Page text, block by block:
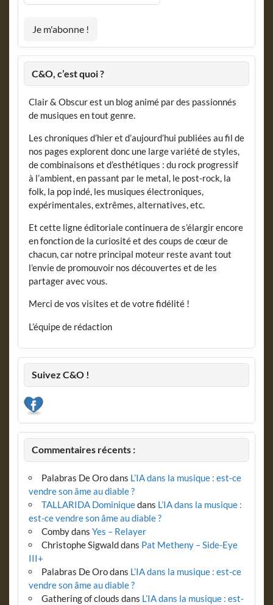
C&O, c’est quoi ?
Clair & Obscur est un blog animé par des passionnés
de musiques en tout genre.
Les chroniques d’hier et d’aujourd’hui publiées au fil de
nos pages explorent donc une large variété de styles,
de combinaisons et d’esthétiques : du rock progressif
à l’ambient, en passant par le metal, le post-rock, la
folk, la pop indé, les musiques électroniques,
expérimentales, extrêmes, alternatives, etc.
Et cette ligne éditoriale continuera de s’élargir encore
en fonction de la curiosité et des coups de cœur de
chacun, car notre principal moteur reste avant tout
l’envie de promouvoir nos découvertes et de les
partager avec vous.
Merci de vos visites et de votre fidélité !
L’équipe de rédaction
Suivez C&O !
Commentaires récents :
Palabras De Orodans L’IA dans la musique : est-ce
vendre son âme au diable ?
TALLARIDA Dominiquedans L’IA dans la musique :
est-ce vendre son âme au diable ?
Combydans Yes – Relayer
Christophe Sigwalddans Pat Metheny – Side-Eye
III+
Palabras De Orodans L’IA dans la musique : est-ce
vendre son âme au diable ?
Gathering of clouds dans L’IA dans la musique : est-